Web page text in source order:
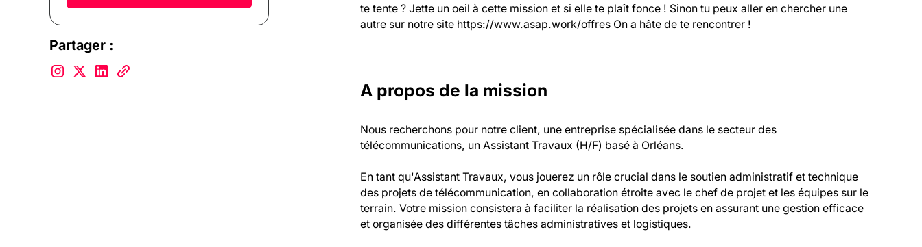
Partager :
te tente ? Jette un oeil à cette mission et si elle te plaît fonce ! Sinon tu peux aller en chercher une
autre sur notre site https://www.asap.work/offres On a hâte de te rencontrer !
A propos de la mission
Nous recherchons pour notre client, une entreprise spécialisée dans le secteur des
télécommunications, un Assistant Travaux (H/F) basé à Orléans.
En tant qu'Assistant Travaux, vous jouerez un rôle crucial dans le soutien administratif et technique
des projets de télécommunication, en collaboration étroite avec le chef de projet et les équipes sur le
terrain. Votre mission consistera à faciliter la réalisation des projets en assurant une gestion efficace
et organisée des différentes tâches administratives et logistiques.